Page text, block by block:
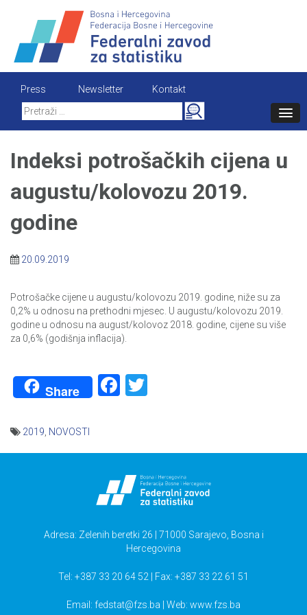
content
Press Newsletter
Kontakt
Search
for:
Indeksi potrošačkih cijena u
augustu/kolovozu 2019.
godine
20.09.2019
Potrošačke cijene u augustu/kolovozu 2019. godine, niže su za
0,2% u odnosu na prethodni mjesec. U augustu/kolovozu 2019.
godine u odnosu na august/kolovoz 2018. godine, cijene su više
za 0,6% (godišnja inflacija).
Share Facebook
2019 NOVOSTI
Adresa: Zelenih beretki 26 | 71000 Sarajevo, Bosna i
Hercegovina
Tel: +387 33 20 64 52 | Fax: +387 33 22 61 51
Email: fedstat@fzs.ba | Web: www.fzs.ba